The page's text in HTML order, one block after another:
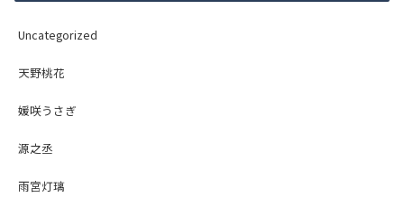
Uncategorized
天野桃花
媛咲うさぎ
源之丞
雨宮灯璃